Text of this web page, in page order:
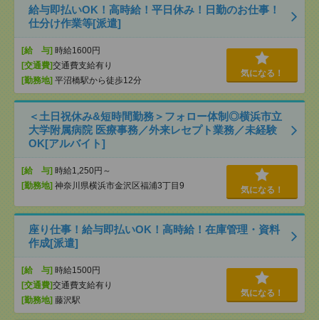
給与即払いOK！高時給！平日休み！日勤のお仕事！
仕分け作業等[派遣]
[給 与] 時給1600円
[交通費]交通費支給有り
[勤務地] 平沼橋駅から徒歩12分
気になる！
＜土日祝休み&短時間勤務＞フォロー体制◎横浜市立
大学附属病院 医療事務／外来レセプト業務／未経験
OK[アルバイト]
[給 与] 時給1,250円～
[勤務地] 神奈川県横浜市金沢区福浦3丁目9 気になる！
座り仕事！給与即払いOK！高時給！在庫管理・資料
作成[派遣]
[給 与] 時給1500円
[交通費]交通費支給有り
[勤務地] 藤沢駅
気になる！